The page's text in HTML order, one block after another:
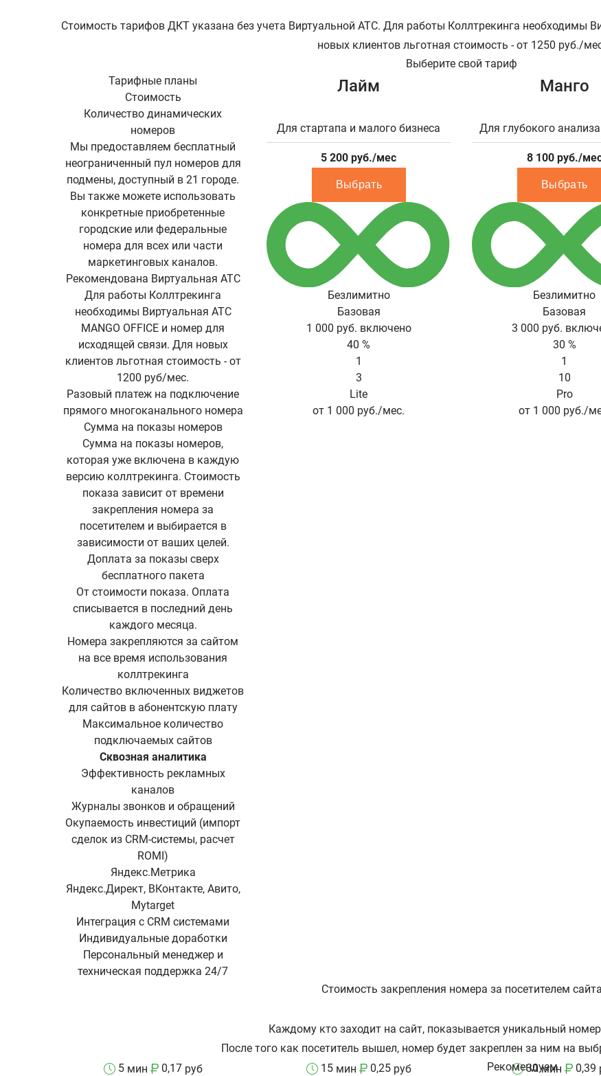
Стоимость тарифов ДКТ указана без учета Виртуальной АТС. Для работы Коллтрекинга необходимы
новых клиентов льготная стоимость - от 1250 руб./
Выберите свой тариф
Тарифные планы
Стоимость
Количество динамических
номеров
Мы предоставляем бесплатный
неограниченный пул номеров для
подмены, доступный в 21 городе.
Вы также можете использовать
конкретные приобретенные
городские или федеральные
номера для всех или части
маркетинговых каналов.
Рекомендована Виртуальная АТС
Для работы Коллтрекинга
необходимы Виртуальная АТС
MANGO OFFICE и номер для
исходящей связи. Для новых
клиентов льготная стоимость - от
1200 руб/мес.
Разовый платеж на подключение
прямого многоканального номера
Сумма на показы номеров
Сумма на показы номеров,
которая уже включена в каждую
версию коллтрекинга. Стоимость
показа зависит от времени
закрепления номера за
посетителем и выбирается в
зависимости от ваших целей.
Доплата за показы сверх
бесплатного пакета
От стоимости показа. Оплата
списывается в последний день
каждого месяца.
Номера закрепляются за сайтом
на все время использования
коллтрекинга
Количество включенных виджетов
для сайтов в абонентскую плату
Максимальное количество
подключаемых сайтов
Сквозная аналитика
Эффективность рекламных
каналов
Журналы звонков и обращений
Окупаемость инвестиций (импорт
сделок из CRM-системы, расчет
ROMI)
Яндекс.Метрика
Яндекс.Директ, ВКонтакте, Авито,
Mytarget
Интеграция с CRM системами
Индивидуальные доработки
Персональный менеджер и
техническая поддержка 24/7
Лайм
Для стартапа и малого бизнеса
5 200 руб./мес
Выбрать
Безлимитно
Базовая
1 000 руб. включено
40 %
1
3
Lite
от 1 000 руб./мес.
Манго
Для глубокого
8 100 руб./
Выбрать
Безлимитно
Базовая
3 000 руб.
30 %
1
10
Pro
от 1 000 руб./
Стоимость закрепления номера за посетителем сайта
Каждому кто заходит на сайт, показывается уникальный
После того как посетитель вышел, номер будет закреплен за ним на
5 мин 0,17 руб 15 мин 0,25 руб
Рекомендуем
30мин 0,39